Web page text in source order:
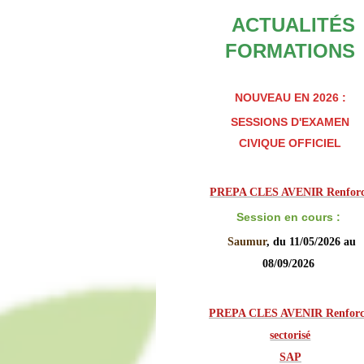
ACTUALITÉS
FORMATIONS
NOUVEAU EN 2026 :
SESSIONS D'EXAMEN
CIVIQUE OFFICIEL
PREPA CLES AVENIR
Session en cours :
Saumur, du 11/05/2026 au
08/09/2026
PREPA CLES AVENIR
sectorisé
SAP